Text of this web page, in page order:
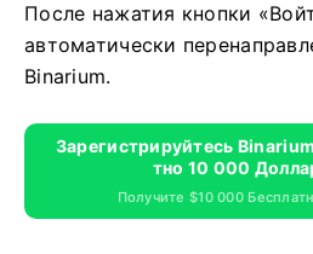
После нажатия кнопки
автоматически
Binarium.
Зарегистрируйтесь
Тно 10 000
Получите $10 000